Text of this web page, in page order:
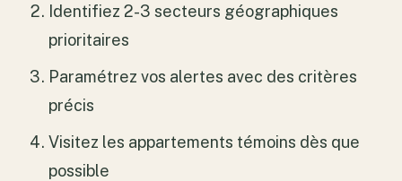
Identifiez 2-3 secteurs géographiques
prioritaires
Paramétrez vos alertes avec des critères
précis
Visitez les appartements témoins dès que
possible